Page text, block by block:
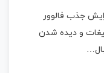
جذب فالوور
و دیده شدن